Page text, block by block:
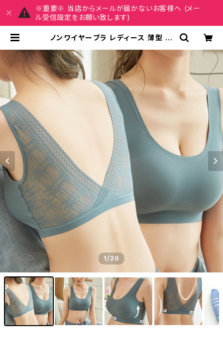
※重要※ 当店からメールが届かないお客様へ (メー
ル受信設定をお願い致します)
ノンワイヤーブラ レディース 薄型 春
スブラ 軽い バストアップ ブラジャー
脇肉 わき肉 たるみ ノンワイヤー 冷感
ブラ 背中開き バックオープン 補正ブ
ラ レース かわいい 夜ブラ バスト マ
タニティ 大人 きれいめ OL オフィス
カジュアル 韓国 インナー 接触冷感
冷感 涼しい ピンク ブルーグレー グリ
ーン ベージュ ブルー ブラック カップ
付 らくちん ストレスフリー シンプル
レース バックVレース シームレスブラ
C-ISS0004 | REIRSE レイルセ 2
0代,30代,40代 レディースファッシ
ョン 通販
1/20